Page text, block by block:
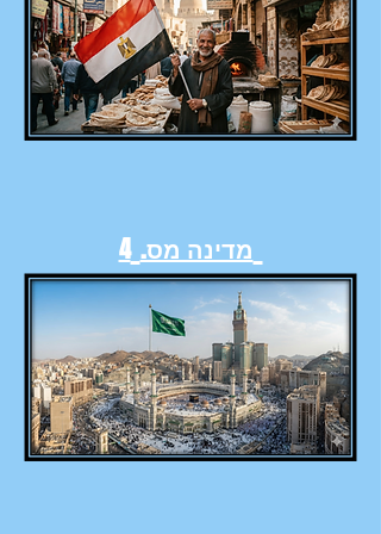
מדינה מס. 4